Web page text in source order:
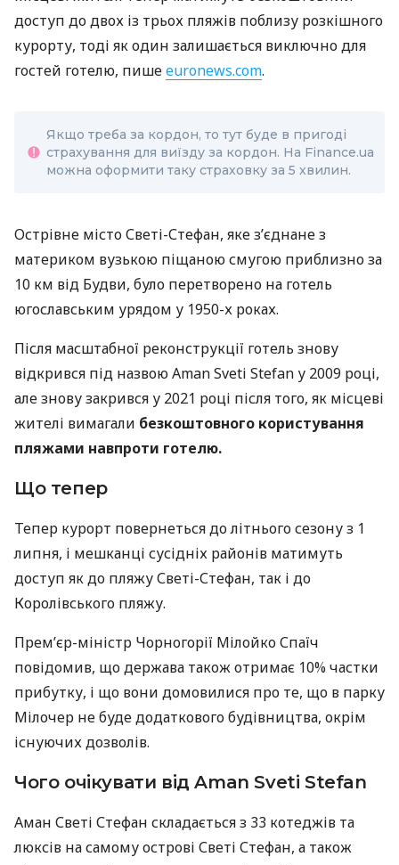
доступ до двох із трьох пляжів поблизу розкішного
курорту, тоді як один залишається виключно для
гостей готелю, пишеeuronews.com.
Якщо треба за кордон, то тут буде в пригоді
страхування для виїзду за кордон. На Finance.ua
можна оформити таку страховку за 5 хвилин.
Острівне місто Светі-Стефан, яке з’єднане з
материком вузькою піщаною смугою приблизно за
10 км від Будви, було перетворено на готель
югославським урядом у 1950-х роках.
Після масштабної реконструкції готель знову
відкрився під назвою Aman Sveti Stefan у 2009 році,
але знову закрився у 2021 році після того, як місцеві
жителі вимагали безкоштовного користування
пляжами навпроти готелю.
Що тепер
Тепер курорт повернеться до літнього сезону з 1
липня, і мешканці сусідніх районів матимуть
доступ як до пляжу Светі-Стефан, так і до
Королівського пляжу.
Прем’єр-міністр Чорногорії Мілойко Спаїч
повідомив, що держава також отримає 10% частки
прибутку, і що вони домовилися про те, що в парку
Мілочер не буде додаткового будівництва, окрім
існуючих дозволів.
Чого очікувати від Aman Sveti Stefan
Аман Светі Стефан складається з 33 котеджів та
люксів на самому острові Светі Стефан, а також